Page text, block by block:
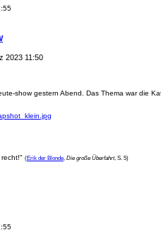
2023 11:50
show gestern Abend. Das Thema war die
(Erik der Blonde, Die große Überfahrt, S. 5)